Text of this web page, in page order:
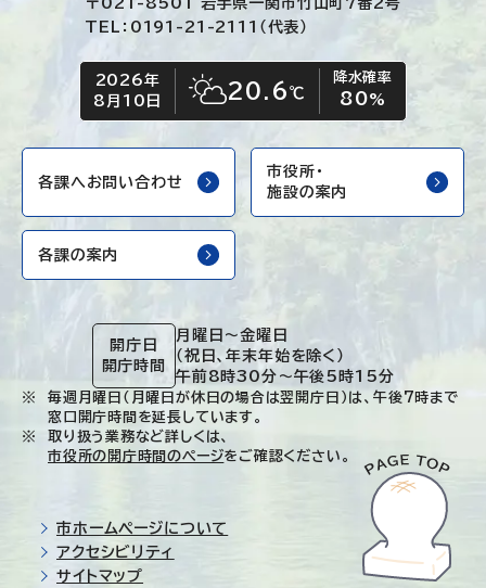
〒021-8501 岩手県一関市竹山町7番2号
TEL：0191-21-2111（代表）
今日の日付
2026年
8月10日
今日の天気
晴れ時々くもり
20.6℃
降水確率
80%
各課へお問い合わせ
市役所・
施設の案内
各課の案内
開庁日
開庁時間
月曜日～金曜日
（祝日、年末年始を除く）
午前8時30分～午後5時15分
毎週月曜日（月曜日が休日の場合は翌開庁日）は、午後7時まで
窓口開庁時間を延長しています。
取り扱う業務など詳しくは、
市役所の開庁時間のページをご確認ください。
市ホームページについて
アクセシビリティ
サイトマップ